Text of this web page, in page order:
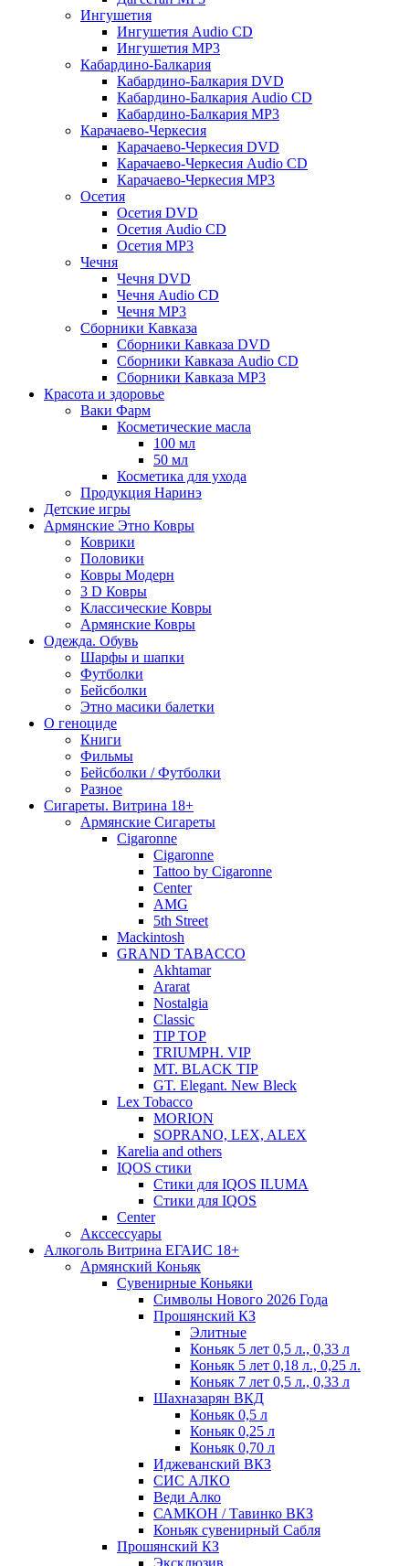
Ингушетия
Ингушетия Audio CD
Ингушетия MP3
Кабардино-Балкария
Кабардино-Балкария DVD
Кабардино-Балкария Audio CD
Кабардино-Балкария MP3
Карачаево-Черкесия
Карачаево-Черкесия DVD
Карачаево-Черкесия Audio CD
Карачаево-Черкесия MP3
Осетия
Осетия DVD
Осетия Audio CD
Осетия MP3
Чечня
Чечня DVD
Чечня Audio CD
Чечня MP3
Сборники Кавказа
Сборники Кавказа DVD
Сборники Кавказа Audio CD
Сборники Кавказа MP3
Красота и здоровье
Ваки Фарм
Косметические масла
100 мл
50 мл
Косметика для ухода
Продукция Наринэ
Детские игры
Армянские Этно Ковры
Коврики
Половики
Ковры Модерн
3 D Ковры
Классические Ковры
Армянские Ковры
Одежда. Обувь
Шарфы и шапки
Футболки
Бейсболки
Этно масики балетки
О геноциде
Книги
Фильмы
Бейсболки / Футболки
Разное
Сигареты. Витрина 18+
Армянские Сигареты
Cigaronne
Cigaronne
Tattoo by Cigaronne
Center
AMG
5th Street
Mackintosh
GRAND TABACCO
Akhtamar
Ararat
Nostalgia
Classic
TIP TOP
TRIUMPH. VIP
MT. BLACK TIP
GT. Elegant. New Bleck
Lex Tobacco
MORION
SOPRANO, LEX, ALEX
Karelia and others
IQOS стики
Стики для IQOS ILUMA
Стики для IQOS
Сenter
Акссессуары
Алкоголь Витрина ЕГАИС 18+
Армянский Коньяк
Сувенирные Коньяки
Символы Нового 2026 Года
Прошянский КЗ
Элитные
Коньяк 5 лет 0,5 л., 0,33 л
Коньяк 5 лет 0,18 л., 0,25 л.
Коньяк 7 лет 0,5 л., 0,33 л
Шахназарян ВКД
Коньяк 0,5 л
Коньяк 0,25 л
Коньяк 0,70 л
Иджеванский ВКЗ
СИС АЛКО
Веди Алко
САМКОН / Тавинко ВКЗ
Коньяк сувенирный Сабля
Прошянский КЗ
Эксклюзив